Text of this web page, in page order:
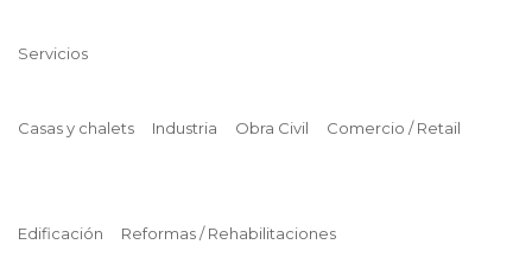
Servicios
Casas y chalets Industria Obra Civil Comercio / Retail
Edificación Reformas / Rehabilitaciones